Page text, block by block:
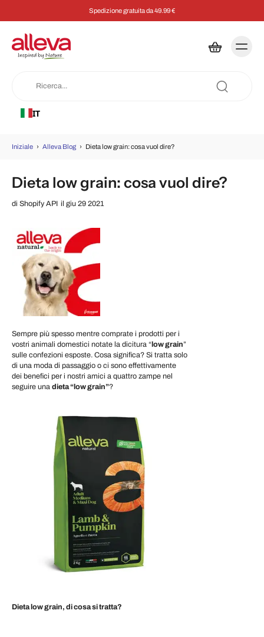
IT
Iniziale › Alleva Blog › Dieta low grain: cosa vuol dire?
Dieta low grain: cosa vuol dire?
di Shopify API il giu 29 2021
Sempre più spesso mentre comprate i prodotti per i
vostri animali domestici notate la dicitura “low grain”
sulle confezioni esposte. Cosa significa? Si tratta solo
di una moda di passaggio o ci sono effettivamente
dei benefici per i nostri amici a quattro zampe nel
seguire una dieta “low grain”?
Dieta low grain, di cosa si tratta?